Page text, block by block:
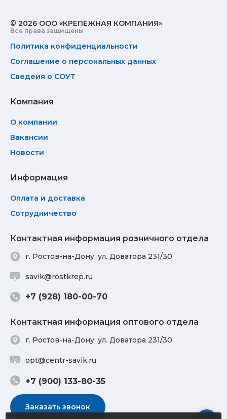
© 2026 ООО «КРЕПЕЖНАЯ КОМПАНИЯ»
Все права защищены
Политика конфиденциальности
Соглашение о персональных данных
Сведеия о СОУТ
Компания
О компании
Вакансии
Новости
Информация
Оплата и доставка
Сотрудничество
Контактная информация розничного отдела
г. Ростов-на-Дону, ул. Доватора 231/30
savik@rostkrep.ru
+7 (928) 180-00-70
Контактная информация оптового отдела
г. Ростов-на-Дону, ул. Доватора 231/30
opt@centr-savik.ru
+7 (900) 133-80-35
Заказать звонок